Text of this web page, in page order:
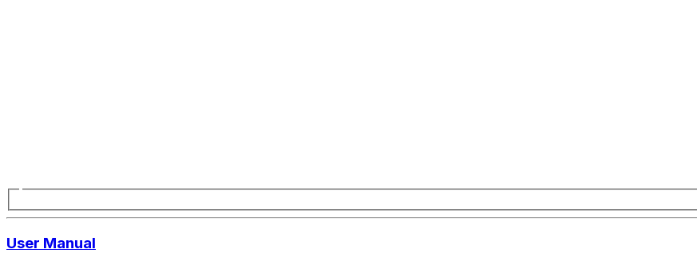
User Manual